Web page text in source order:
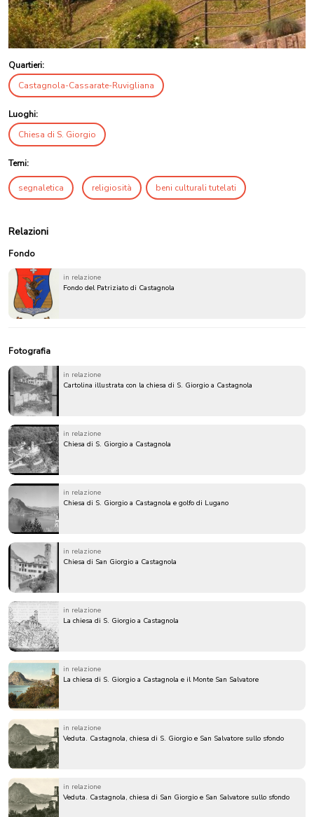
Quartieri:
Castagnola-Cassarate-Ruvigliana
Luoghi:
Chiesa di S. Giorgio
Temi:
segnaletica religiosità beni culturali tutelati
Relazioni
Fondo
in relazione
Fondo del Patriziato di Castagnola
Fotografia
in relazione
Cartolina illustrata con la chiesa di S. Giorgio a Castagnola
in relazione
Chiesa di S. Giorgio a Castagnola
in relazione
Chiesa di S. Giorgio a Castagnola e golfo di Lugano
in relazione
Chiesa di San Giorgio a Castagnola
in relazione
La chiesa di S. Giorgio a Castagnola
in relazione
La chiesa di S. Giorgio a Castagnola e il Monte San Salvatore
in relazione
Veduta. Castagnola, chiesa di S. Giorgio e San Salvatore sullo sfondo
in relazione
Veduta. Castagnola, chiesa di San Giorgio e San Salvatore sullo sfondo